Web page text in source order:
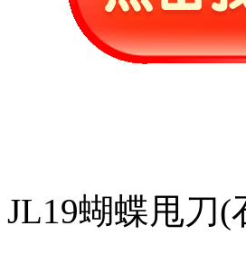
JL19蝴蝶甩刀